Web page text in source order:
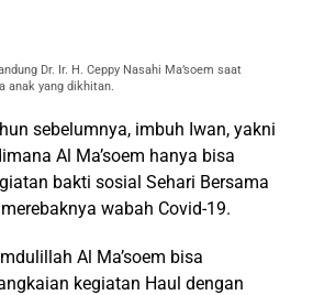
Dr. Ir. H. Ceppy Nasahi Ma’soem saat
anak yang dikhitan.
sebelumnya, imbuh Iwan, yakni
Al Ma’soem hanya bisa
bakti sosial Sehari Bersama
wabah Covid-19.
Al Ma’soem bisa
kegiatan Haul dengan